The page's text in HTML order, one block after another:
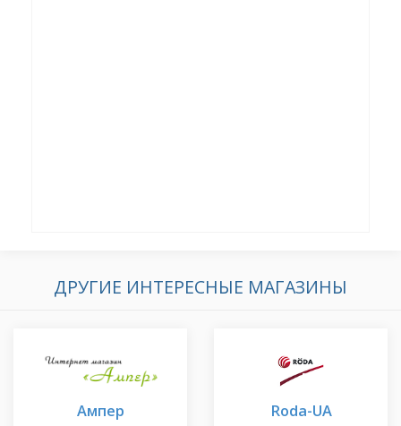
ДРУГИЕ ИНТЕРЕСНЫЕ МАГАЗИНЫ
Ампер Roda-UA